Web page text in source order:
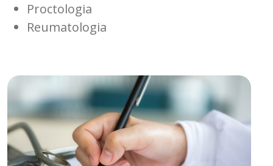
Proctologia
Reumatologia